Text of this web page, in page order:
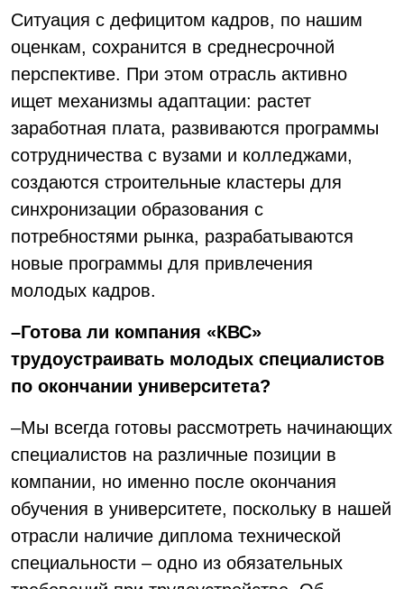
Ситуация с дефицитом кадров, по нашим
оценкам, сохранится в среднесрочной
перспективе. При этом отрасль активно
ищет механизмы адаптации: растет
заработная плата, развиваются программы
сотрудничества с вузами и колледжами,
создаются строительные кластеры для
синхронизации образования с
потребностями рынка, разрабатываются
новые программы для привлечения
молодых кадров.
–Готова ли компания «КВС»
трудоустраивать молодых специалистов
по окончании университета?
–Мы всегда готовы рассмотреть начинающих
специалистов на различные позиции в
компании, но именно после окончания
обучения в университете, поскольку в нашей
отрасли наличие диплома технической
специальности – одно из обязательных